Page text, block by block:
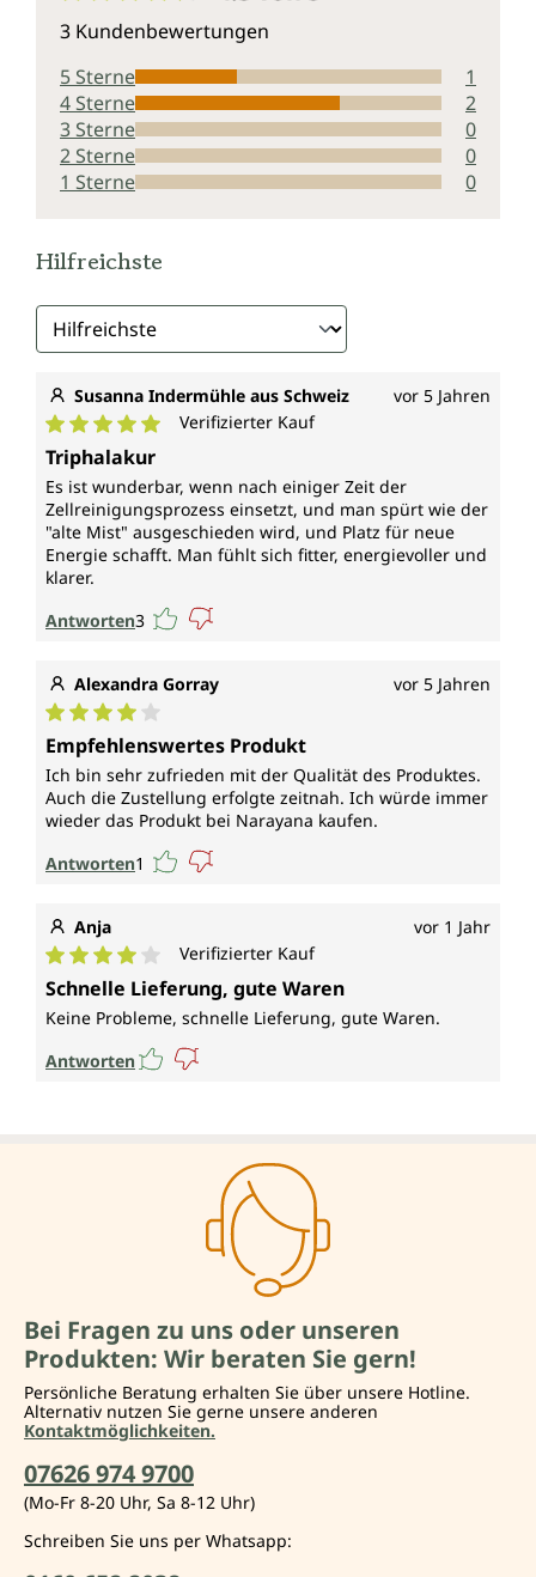
3 Kundenbewertungen
5 Sterne
1
4 Sterne
2
3 Sterne
0
2 Sterne
0
1 Sterne
0
Hilfreichste
Susanna Indermühle aus Schweiz vor 5 Jahren
Durchschnittliche Bewertung von 5 von 5 Sternen
Verifizierter Kauf
Triphalakur
Es ist wunderbar, wenn nach einiger Zeit der
Zellreinigungsprozess einsetzt, und man spürt wie der
"alte Mist" ausgeschieden wird, und Platz für neue
Energie schafft. Man fühlt sich fitter, energievoller und
klarer.
Antworten3
Alexandra Gorray vor 5 Jahren
Durchschnittliche Bewertung von 4 von 5 Sternen
Empfehlenswertes Produkt
Ich bin sehr zufrieden mit der Qualität des Produktes.
Auch die Zustellung erfolgte zeitnah. Ich würde immer
wieder das Produkt bei Narayana kaufen.
Antworten1
Anja vor 1 Jahr
Durchschnittliche Bewertung von 4 von 5 Sternen
Verifizierter Kauf
Schnelle Lieferung, gute Waren
Keine Probleme, schnelle Lieferung, gute Waren.
Antworten
Bei Fragen zu uns oder unseren
Produkten: Wir beraten Sie gern!
Persönliche Beratung erhalten Sie über unsere Hotline.
Alternativ nutzen Sie gerne unsere anderen
Kontaktmöglichkeiten.
07626 974 9700
(Mo-Fr 8-20 Uhr, Sa 8-12 Uhr)
Schreiben Sie uns per Whatsapp: